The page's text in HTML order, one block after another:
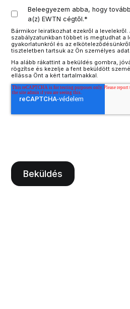
Beleegyezem abba, hogy
a(z) EWTN cégtől.*
Bármikor leiratkozhat ezekről a levelekről.
szabályzatunkban többet is megtudhat a
gyakorlatunkról és az
tiszteletben tartsuk az Ön személyes
Ha alább rákattint a beküldés gombra,
rögzítse és kezelje a fent beküldött
ellássa Önt a kért tartalmakkal.